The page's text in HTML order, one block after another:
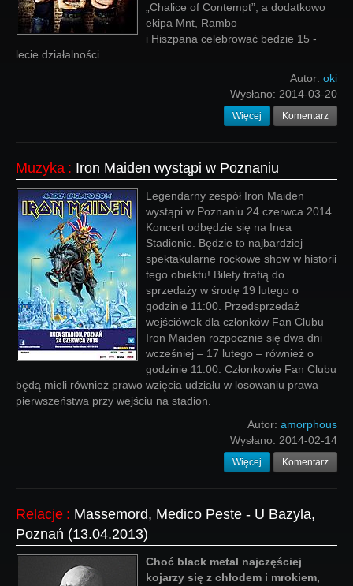
„Chalice of Contempt”, a dodatkowo
ekipa Mnt, Rambo
i Hiszpana celebrować bedzie 15 -
lecie działalności.
Autor: oki
Wysłano: 2014-03-20
Więcej Komentarz
Muzyka : Iron Maiden wystąpi w Poznaniu
Legendarny zespół Iron Maiden
wystąpi w Poznaniu 24 czerwca 2014.
Koncert odbędzie się na Inea
Stadionie. Będzie to najbardziej
spektakularne rockowe show w historii
tego obiektu! Bilety trafią do
sprzedaży w środę 19 lutego o
godzinie 11:00. Przedsprzedaż
wejściówek dla członków Fan Clubu
Iron Maiden rozpocznie się dwa dni
wcześniej – 17 lutego – również o
godzinie 11:00. Członkowie Fan Clubu
będą mieli również prawo wzięcia udziału w losowaniu prawa
pierwszeństwa przy wejściu na stadion.
Autor: amorphous
Wysłano: 2014-02-14
Więcej Komentarz
Relacje : Massemord, Medico Peste - U Bazyla,
Poznań (13.04.2013)
Choć black metal najczęściej
kojarzy się z chłodem i mrokiem,